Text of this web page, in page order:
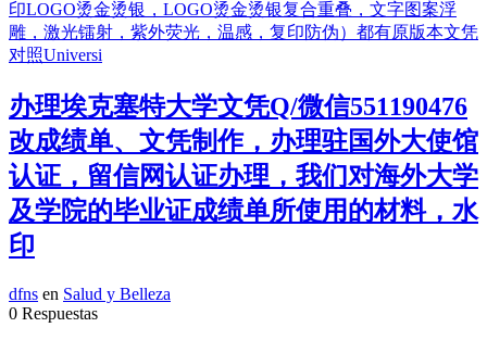
办理埃克塞特大学文凭Q/微信551190476
改成绩单、文凭制作，办理驻国外大使馆
认证，留信网认证办理，我们对海外大学
及学院的毕业证成绩单所使用的材料，水
印
dfns en Salud y Belleza
0 Respuestas